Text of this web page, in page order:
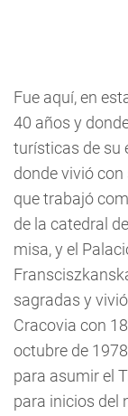
Fue aquí, en
40 años y
turísticas de su
donde vivió
que trabajó
de la catedral
misa, y el
sagradas y
Cracovia con
octubre de
para asumir el
para inicios del